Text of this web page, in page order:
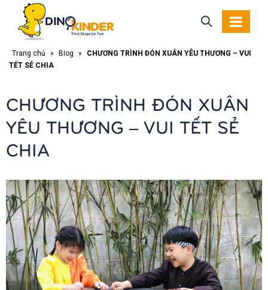
Trang chủ » Blog »
CHƯƠNG TRÌNH ĐÓN XUÂN YÊU THƯƠNG – VUI
TẾT SẺ CHIA
CHƯƠNG TRÌNH ĐÓN XUÂN
YÊU THƯƠNG – VUI TẾT SẺ
CHIA